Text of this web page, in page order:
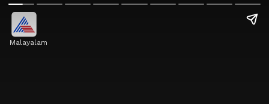
Malayalam